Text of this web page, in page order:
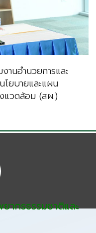
านอำนวยการและ
ยบายและแผน
แวดล้อม (สผ.)
ากรธรรมชาติและ